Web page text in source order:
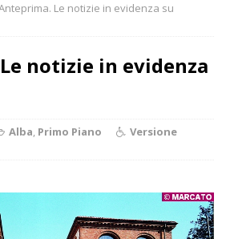
Le notizie in evidenza su
notizie in evidenza
Alba, Primo Piano
Versione